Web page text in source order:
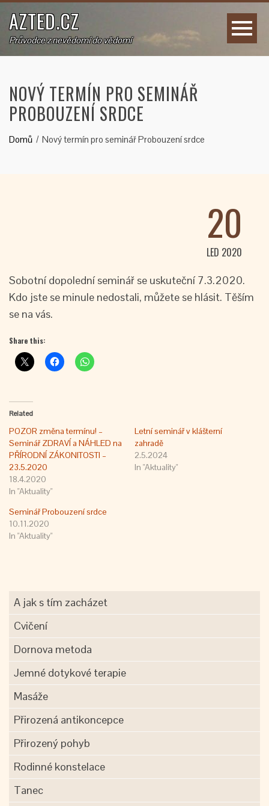
AZTED.CZ
Průvodce z nevědomí do vědomí
NOVÝ TERMÍN PRO SEMINÁŘ
PROBOUZENÍ SRDCE
Domů Nový termín pro seminář Probouzení srdce
20
LED 2020
Sobotní dopolední seminář se uskuteční 7.3.2020.
Kdo jste se minule nedostali, můžete se hlásit. Těším
se na vás.
Share this:
Related
POZOR změna termínu! –
Seminář ZDRAVÍ a NÁHLED na
PŘÍRODNÍ ZÁKONITOSTI –
23.5.2020
18.4.2020
In "Aktuality"
Letní seminář v klášterní
zahradě
2.5.2024
In "Aktuality"
Seminář Probouzení srdce
10.11.2020
In "Aktuality"
A jak s tím zacházet
Cvičení
Dornova metoda
Jemné dotykové terapie
Masáže
Přirozená antikoncepce
Přirozený pohyb
Rodinné konstelace
Tanec